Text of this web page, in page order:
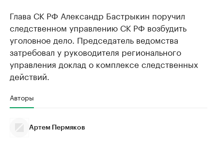
Глава СК РФ Александр Бастрыкин поручил
следственном управлению СК РФ возбудить
уголовное дело. Председатель ведомства
затребовал у руководителя регионального
управления доклад о комплексе следственных
действий.
Авторы
Артем Пермяков